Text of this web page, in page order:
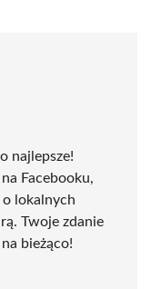
najlepsze!
Facebooku,
o lokalnych
Twoje zdanie
bieżąco!